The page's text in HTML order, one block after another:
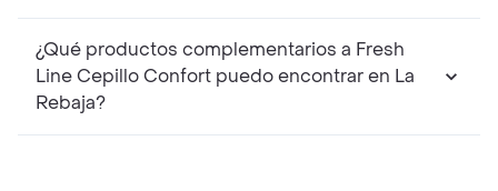
¿Qué productos complementarios a Fresh
Line Cepillo Confort puedo encontrar en La
Rebaja?